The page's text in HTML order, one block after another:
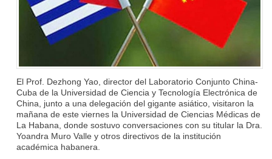
El Prof. Dezhong Yao, director del Laboratorio Conjunto China-
Cuba de la Universidad de Ciencia y Tecnología Electrónica de
China, junto a una delegación del gigante asiático, visitaron la
mañana de este viernes la Universidad de Ciencias Médicas de
La Habana, donde sostuvo conversaciones con su titular la Dra.
Yoandra Muro Valle y otros directivos de la institución
académica habanera.